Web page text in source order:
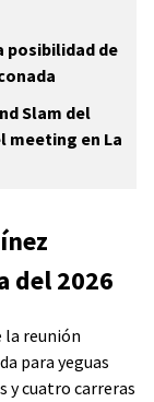
posibilidad de
Slam del
meeting en La
del 2026
la reunión
para yeguas
y cuatro carreras